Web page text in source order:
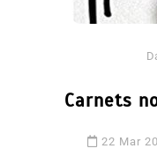
Carnets
22 Mar